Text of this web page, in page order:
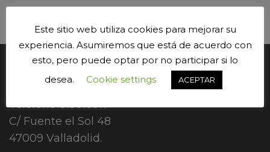
Teléfono615616817
C/ Fuente el Sol 48
47009 Valladolid.
Este sitio web utiliza cookies para mejorar su
experiencia. Asumiremos que está de acuerdo con
esto, pero puede optar por no participar si lo
desea.
Cookie settings ACEPTAR